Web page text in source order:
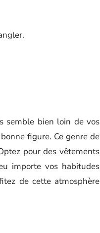
semble bien loin de vos
figure. Ce genre de
pour des vêtements
importe vos habitudes
de cette atmosphère